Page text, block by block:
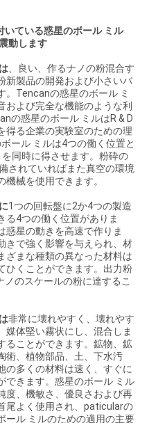
ている惑星のボール ミル
動します
、良い、作るナノの粉混合す
新製品の開発および小さいバ
。Tencanの惑星のボール ミ
および完全な機能のような利
の惑星のボール ミルはR & D
得る企業の実験室のための理
ール ミルは4つの働く位置と
同時に得させます。粉砕の
されていればまた真空の環境
械を使用できます。
1つの回転盤に2か4つの製造
る4つの働く位置がありま
惑星の動きを高速で作りま
きで強く影響を与えられ、材
ざまな種類の異なった材料は
ひくことができます。出力粉
のスケールの粉に達するこ
非常に壊れやすく、壊れやす
媒体堅い霧状にし、混合しま
ることができます。鉱物、鉱
術、植物部品、土、下水汚
の多くの材料は速く、すぐに
できます。惑星のボール ミル
度、機敏さ、優良さおよび再
尾よく使用され、paticularの
ール ミルのための適用の主要